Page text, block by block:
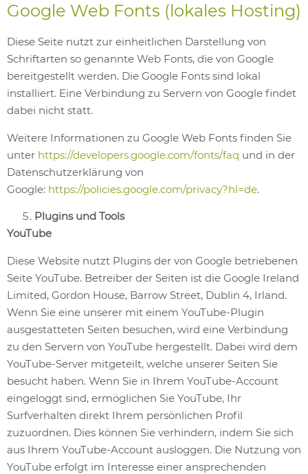
Google Web Fonts (lokales Hosting)
Diese Seite nutzt zur einheitlichen Darstellung von
Schriftarten so genannte Web Fonts, die von Google
bereitgestellt werden. Die Google Fonts sind lokal
installiert. Eine Verbindung zu Servern von Google findet
dabei nicht statt.
Weitere Informationen zu Google Web Fonts finden Sie
unter https://developers.google.com/fonts/faq und in der
Datenschutzerklärung von
Google: https://policies.google.com/privacy?hl=de.
Plugins und Tools
YouTube
Diese Website nutzt Plugins der von Google betriebenen
Seite YouTube. Betreiber der Seiten ist die Google Ireland
Limited, Gordon House, Barrow Street, Dublin 4, Irland.
Wenn Sie eine unserer mit einem YouTube-Plugin
ausgestatteten Seiten besuchen, wird eine Verbindung
zu den Servern von YouTube hergestellt. Dabei wird dem
YouTube-Server mitgeteilt, welche unserer Seiten Sie
besucht haben. Wenn Sie in Ihrem YouTube-Account
eingeloggt sind, ermöglichen Sie YouTube, Ihr
Surfverhalten direkt Ihrem persönlichen Profil
zuzuordnen. Dies können Sie verhindern, indem Sie sich
aus Ihrem YouTube-Account ausloggen. Die Nutzung von
YouTube erfolgt im Interesse einer ansprechenden